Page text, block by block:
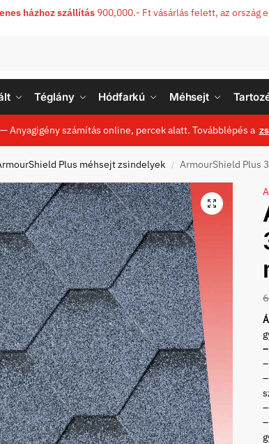
házhoz szállítás 900,000.- Ft vásárlás felett, az ország
Téglány Hódfarkú Méhsejt
Anyagigény számítás online, percek alatt. Továbblépés a
Plus méhsejt zsindelyek / ArmourShield Plus
–